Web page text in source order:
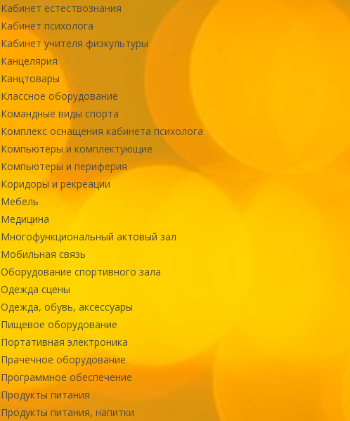
Кабинет естествознания
Кабинет психолога
Кабинет учителя физкультуры
Канцелярия
Канцтовары
Классное оборудование
Командные виды спорта
Комплекс оснащения кабинета психолога
Компьютеры и комплектующие
Компьютеры и периферия
Коридоры и рекреации
Мебель
Медицина
Многофункциональный актовый зал
Мобильная связь
Оборудование спортивного зала
Одежда сцены
Одежда, обувь, аксессуары
Пищевое оборудование
Портативная электроника
Прачечное оборудование
Программное обеспечение
Продукты питания
Продукты питания, напитки